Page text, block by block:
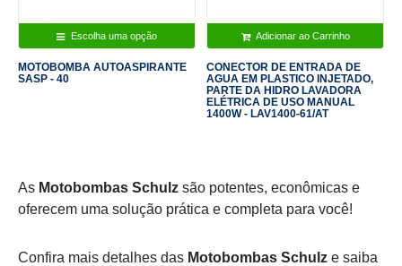
Escolha uma opção
MOTOBOMBA AUTOASPIRANTE
SASP - 40
Adicionar ao Carrinho
CONECTOR DE ENTRADA DE
AGUA EM PLASTICO INJETADO,
PARTE DA HIDRO LAVADORA
ELÉTRICA DE USO MANUAL
1400W - LAV1400-61/AT
As Motobombas Schulz são potentes, econômicas e
oferecem uma solução prática e completa para você!
Confira mais detalhes das Motobombas Schulz e saiba